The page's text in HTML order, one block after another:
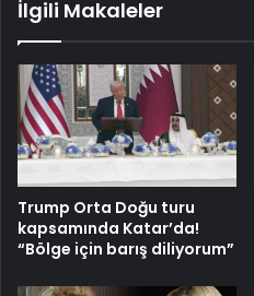
İlgili Makaleler
Trump Orta Doğu turu
kapsamında Katar’da!
“Bölge için barış diliyorum”